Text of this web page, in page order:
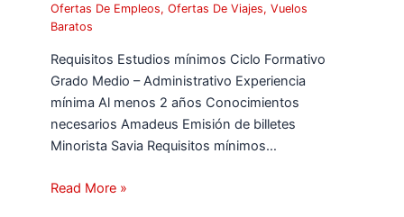
Ofertas De Empleos,Ofertas De Viajes,Vuelos
Baratos
Requisitos Estudios mínimos Ciclo Formativo
Grado Medio – Administrativo Experiencia
mínima Al menos 2 años Conocimientos
necesarios Amadeus Emisión de billetes
Minorista Savia Requisitos mínimos…
Read More »